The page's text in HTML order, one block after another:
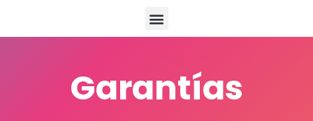
Garantías